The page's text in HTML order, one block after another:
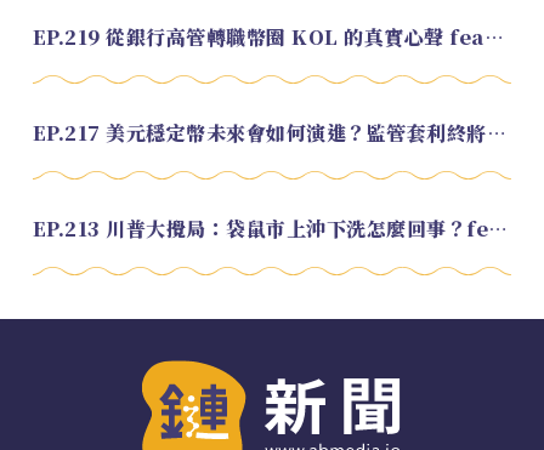
EP.219 從銀行高管轉職幣圈 KOL 的真實心聲 feat.龜大
EP.217 美元穩定幣未來會如何演進？監管套利終將收斂？feat. 研究員 余哲安
EP.213 川普大攪局：袋鼠市上沖下洗怎麼回事？feat. Alvin